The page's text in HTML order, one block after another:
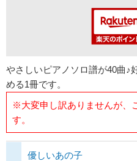
やさしいピアノソロ譜が40曲♪
める1冊です。
※大変申し訳ありませんが、
す。
優しいあの子